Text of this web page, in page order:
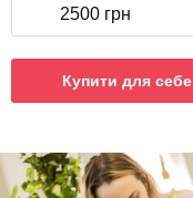
2500 грн
Купити для себе